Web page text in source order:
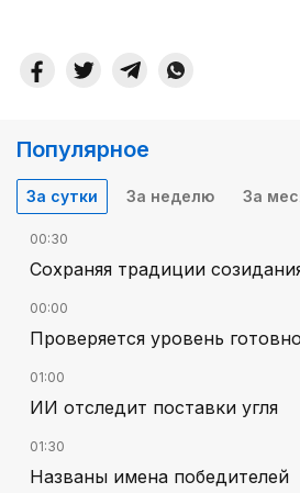
Популярное
За сутки За неделю За
00:30
Сохраняя традиции
00:00
Проверяется уровень
01:00
ИИ отследит поставки угля
01:30
Названы имена победителей